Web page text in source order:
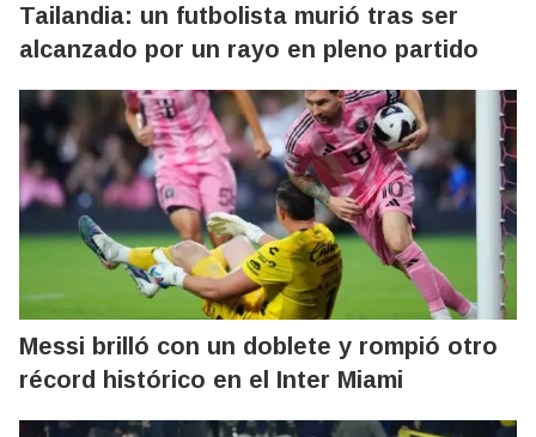
Tailandia: un futbolista murió tras ser
alcanzado por un rayo en pleno partido
Messi brilló con un doblete y rompió otro
récord histórico en el Inter Miami